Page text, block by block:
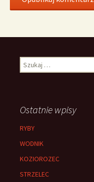
Szukaj:
Ostatnie wpisy
RYBY
WODNIK
KOZIOROZEC
STRZELEC